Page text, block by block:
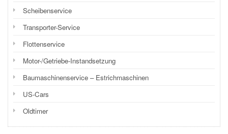
Scheibenservice
Transporter-Service
Flottenservice
Motor-/Getriebe-Instandsetzung
Baumaschinenservice – Estrichmaschinen
US-Cars
Oldtimer